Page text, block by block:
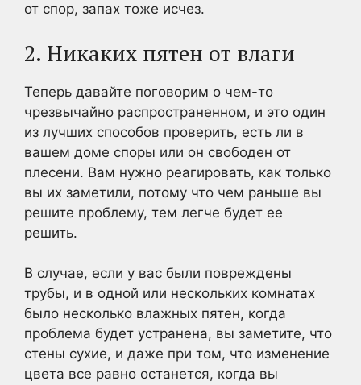
от спор, запах тоже исчез.
2. Никаких пятен от влаги
Теперь давайте поговорим о чем-то
чрезвычайно распространенном, и это один
из лучших способов проверить, есть ли в
вашем доме споры или он свободен от
плесени. Вам нужно реагировать, как только
вы их заметили, потому что чем раньше вы
решите проблему, тем легче будет ее
решить.
В случае, если у вас были повреждены
трубы, и в одной или нескольких комнатах
было несколько влажных пятен, когда
проблема будет устранена, вы заметите, что
стены сухие, и даже при том, что изменение
цвета все равно останется, когда вы